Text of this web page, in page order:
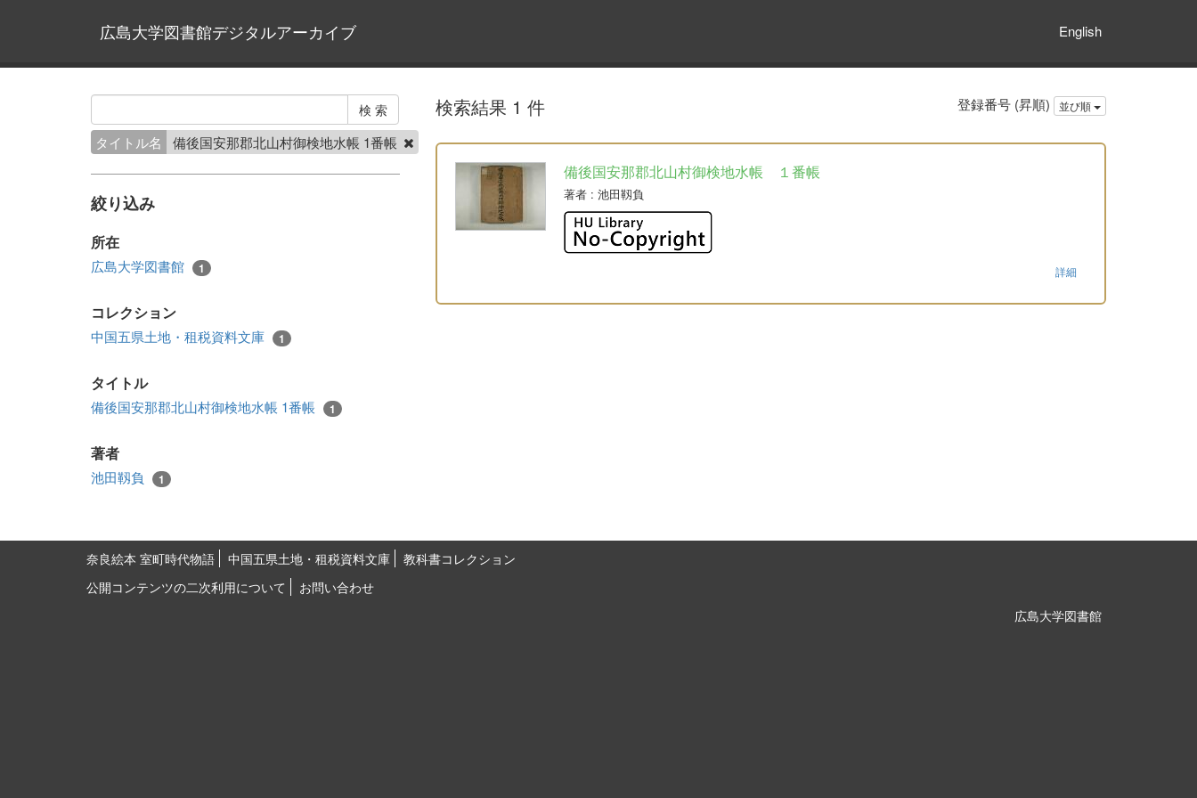
広島大学図書館デジタルアーカイブ English
タイトル名 備後国安那郡北山村御検地水帳 1番帳
絞り込み
所在
広島大学図書館 1
コレクション
中国五県土地・租税資料文庫 1
タイトル
備後国安那郡北山村御検地水帳 1番帳 1
著者
池田靱負 1
検索結果 1 件 登録番号 (昇順) 並び順
備後国安那郡北山村御検地水帳 １番帳
著者: 池田靱負
詳細
奈良絵本 室町時代物語 中国五県土地・租税資料文庫
教科書コレクション
公開コンテンツの二次利用について
お問い合わせ
広島大学図書館